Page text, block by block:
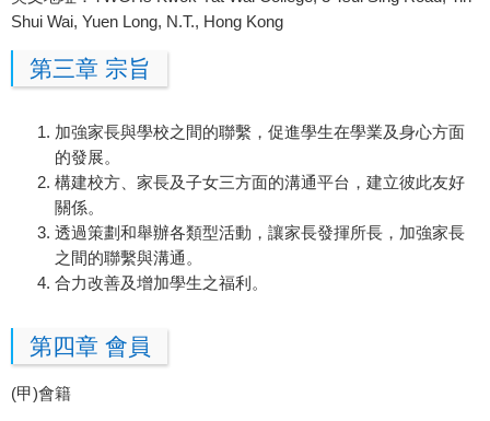
Shui Wai, Yuen Long, N.T., Hong Kong
第三章 宗旨
加強家長與學校之間的聯繫，促進學生在學業及身心方面
的發展。
構建校方、家長及子女三方面的溝通平台，建立彼此友好
關係。
透過策劃和舉辦各類型活動，讓家長發揮所長，加強家長
之間的聯繫與溝通。
合力改善及增加學生之福利。
第四章 會員
(甲)會籍